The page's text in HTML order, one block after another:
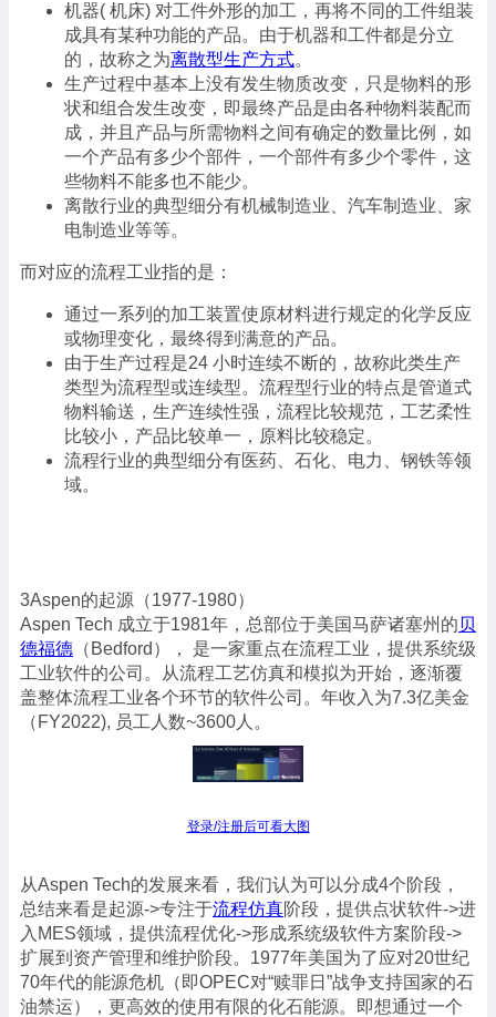
机器( 机床) 对工件外形的加工，再将不同的工件组装
成具有某种功能的产品。由于机器和工件都是分立
的，故称之为离散型生产方式。
生产过程中基本上没有发生物质改变，只是物料的形
状和组合发生改变，即最终产品是由各种物料装配而
成，并且产品与所需物料之间有确定的数量比例，如
一个产品有多少个部件，一个部件有多少个零件，这
些物料不能多也不能少。
离散行业的典型细分有机械制造业、汽车制造业、家
电制造业等等。
而对应的流程工业指的是：
通过一系列的加工装置使原材料进行规定的化学反应
或物理变化，最终得到满意的产品。
由于生产过程是24 小时连续不断的，故称此类生产
类型为流程型或连续型。流程型行业的特点是管道式
物料输送，生产连续性强，流程比较规范，工艺柔性
比较小，产品比较单一，原料比较稳定。
流程行业的典型细分有医药、石化、电力、钢铁等领
域。
3Aspen的起源（1977-1980）
Aspen Tech 成立于1981年，总部位于美国马萨诸塞州的贝
德福德 （Bedford）， 是一家重点在流程工业，提供系统级
工业软件的公司。从流程工艺仿真和模拟为开始，逐渐覆
盖整体流程工业各个环节的软件公司。年收入为7.3亿美金
（FY2022), 员工人数~3600人。
登录/注册后可看大图
从Aspen Tech的发展来看，我们认为可以分成4个阶段，
总结来看是起源->专注于流程仿真阶段，提供点状软件->进
入MES领域，提供流程优化->形成系统级软件方案阶段->
扩展到资产管理和维护阶段。1977年美国为了应对20世纪
70年代的能源危机（即OPEC对“赎罪日”战争支持国家的石
油禁运），更高效的使用有限的化石能源。即想通过一个